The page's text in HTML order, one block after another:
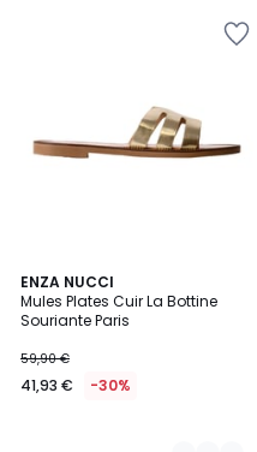
ENZA NUCCI
Mules Plates Cuir La Bottine
Souriante Paris
59,90 €
41,93 € -30%
4
Couleurs